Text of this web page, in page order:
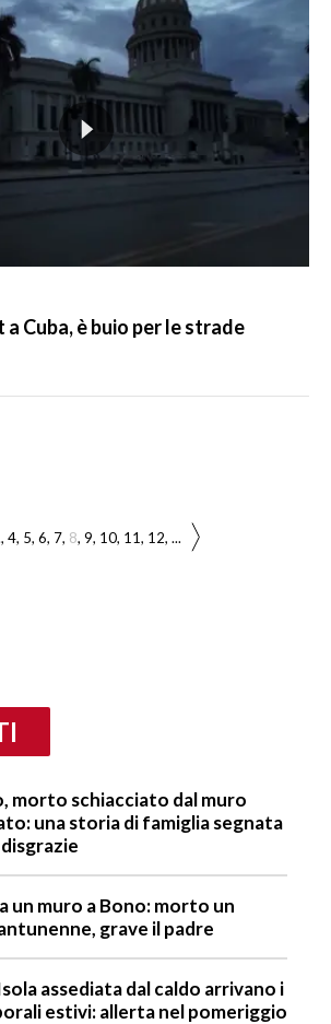
Cuba, è buio per le strade
4 5 6 7 8 9 10 11 12 ...
morto schiacciato dal muro
una storia di famiglia segnata
un muro a Bono: morto un
grave il padre
assediata dal caldo arrivano i
estivi: allerta nel pomeriggio